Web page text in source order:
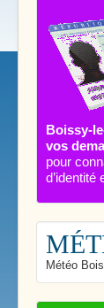
Boissy-
vos
pour
d’identité
Météo